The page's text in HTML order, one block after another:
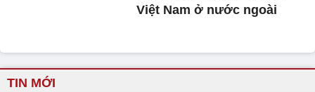
Việt Nam ở nước ngoài
TIN MỚI